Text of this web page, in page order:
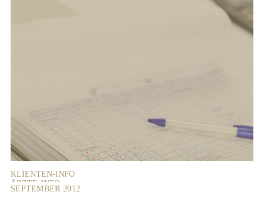
KLIENTEN-INFO
ÄRZTE-INFO
SEPTEMBER 2012